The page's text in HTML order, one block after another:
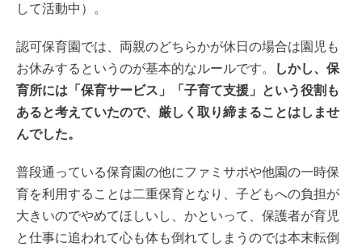
して活動中）。
認可保育園では、両親のどちらかが休日の場合は園児も
お休みするというのが基本的なルールです。
しかし、保
育所には「保育サービス」「子育て支援」という役割も
あると考えていたので、厳しく取り締まることはしませ
んでした。
普段通っている保育園の他にファミサポや他園の一時保
育を利用することは二重保育となり、子どもへの負担が
大きいのでやめてほしいし、かといって、保護者が育児
と仕事に追われて心も体も倒れてしまうのでは本末転倒